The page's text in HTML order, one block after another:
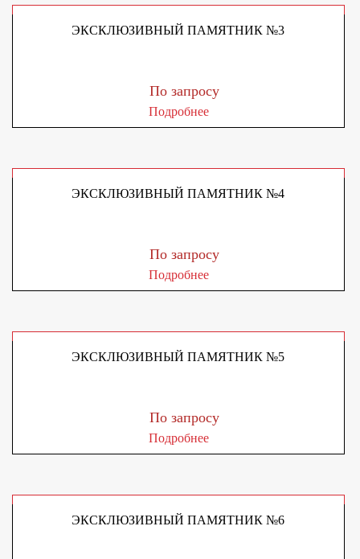
ЭКСКЛЮЗИВНЫЙ ПАМЯТНИК №3
По запросу
Подробнее
ЭКСКЛЮЗИВНЫЙ ПАМЯТНИК №4
По запросу
Подробнее
ЭКСКЛЮЗИВНЫЙ ПАМЯТНИК №5
По запросу
Подробнее
ЭКСКЛЮЗИВНЫЙ ПАМЯТНИК №6